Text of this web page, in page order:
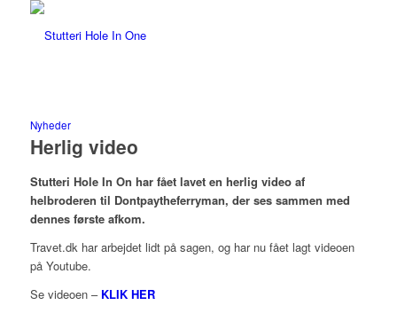
Nyheder
Herlig video
Stutteri Hole In On har fået lavet en herlig video af
helbroderen til Dontpaytheferryman, der ses sammen med
dennes første afkom.
Travet.dk har arbejdet lidt på sagen, og har nu fået lagt videoen
på Youtube.
Se videoen – KLIK HER